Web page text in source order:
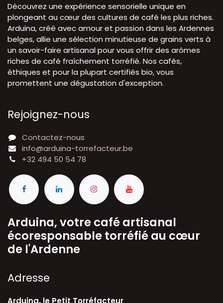
Découvrez une expérience sensorielle unique en
plongeant au cœur des cultures de café les plus riches.
Arduina, créé avec amour et passion dans les Ardennes
belges, allie une sélection minutieuse de grains verts à
un savoir-faire artisanal pour vous offrir des arômes
riches de café fraîchement torréfié. Nos cafés,
éthiques et pour la plupart certifiés bio, vous
promettent une dégustation d'exception.
Rejoignez-nous
Contactez-nous
info@arduina-torrefacteur.be
+32 494 50 54 78
Arduina, votre café artisanal
écoresponsable torréfié au cœur
de l'Ardenne
A​dresse
Arduina, le Petit Torréfacteur